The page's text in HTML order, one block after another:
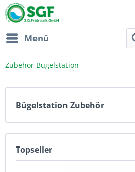
Menü
Zubehör Bügelstation
Bügelstation Zubehör
Topseller